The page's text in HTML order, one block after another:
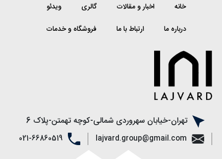
خانه اخبار و مقالات گالری
ویدئو
درباره ما
ارتباط با ما فروشگاه و خدمات
تهران-خیابان سهروردی شمالی-کوچه تهمتن-پلاک 6
lajvard.group@gmail.com
021-66860519